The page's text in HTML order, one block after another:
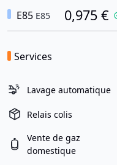
E85 E85 0,975 €
Services
Lavage automatique
Relais colis
Vente de gaz
domestique